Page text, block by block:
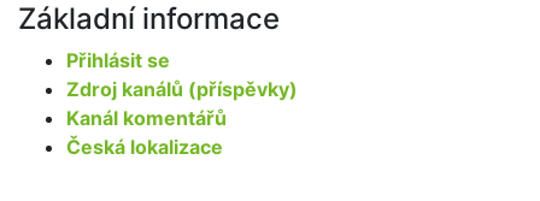
Základní informace
Přihlásit se
Zdroj kanálů (příspěvky)
Kanál komentářů
Česká lokalizace